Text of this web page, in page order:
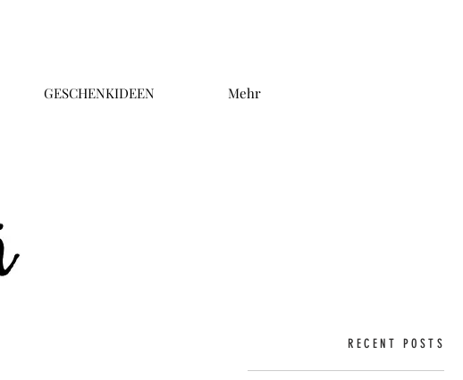
GESCHENKIDEEN Mehr
RECENT POSTS